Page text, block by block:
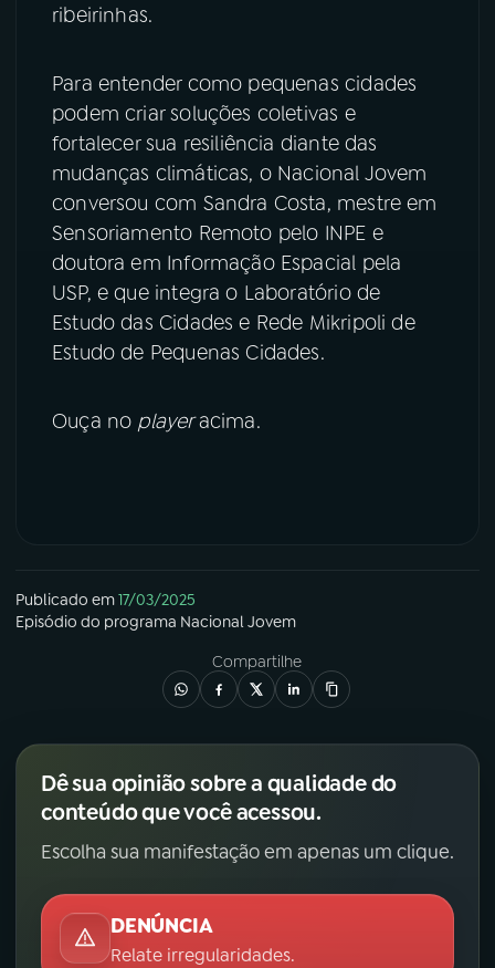
TikTok
ribeirinhas.
Para entender como pequenas cidades
podem criar soluções coletivas e
fortalecer sua resiliência diante das
mudanças climáticas, o Nacional Jovem
conversou com Sandra Costa, mestre em
Sensoriamento Remoto pelo INPE e
doutora em Informação Espacial pela
USP, e que integra o Laboratório de
Estudo das Cidades e Rede Mikripoli de
Estudo de Pequenas Cidades.
Ouça no playeracima.
Publicado em17/03/2025
Episódio do programa Nacional Jovem
Compartilhe
Dê sua opinião sobre a qualidade do
conteúdo que você acessou.
Escolha sua manifestação em apenas um clique.
DENÚNCIA
Relate irregularidades.